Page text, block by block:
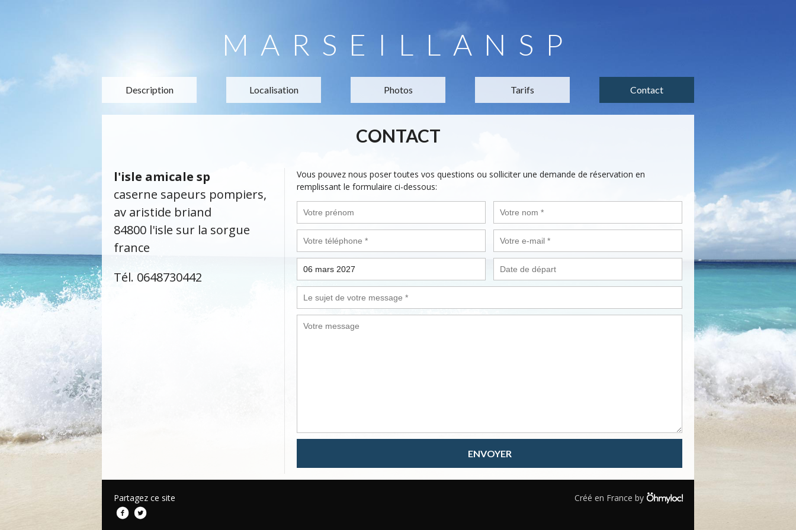
MARSEILLANSP
Description Localisation Photos Tarifs Contact
CONTACT
l'isle amicale sp
caserne sapeurs pompiers,
av aristide briand
84800 l'isle sur la sorgue
france
Tél. 0648730442
Vous pouvez nous poser toutes vos questions ou solliciter une demande de réservation en
remplissant le formulaire ci-dessous:
ENVOYER
Partagez ce site Créé en France by